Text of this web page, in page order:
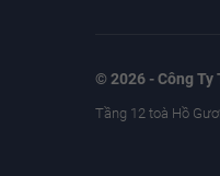
© 2026 - Công Ty
Tầng 12 toà Hồ